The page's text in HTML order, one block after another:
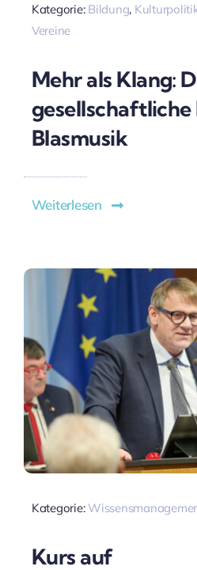
Kategorie: Bildung,
Vereine
Mehr als Klang:
Blasmusik
Weiterlesen
Kategorie:
Kurs auf